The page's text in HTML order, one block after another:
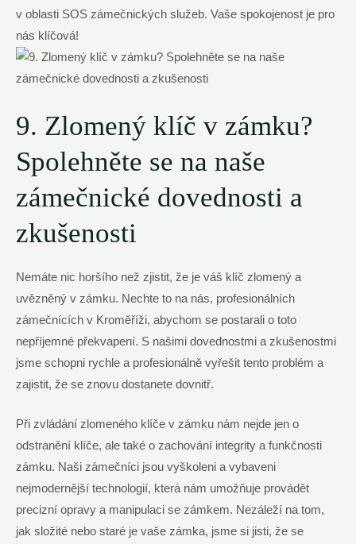
v oblasti SOS zámečnických služeb. Vaše spokojenost je pro
nás klíčová!
9. Zlomený klíč v zámku?
Spolehněte se na naše
zámečnické dovednosti a
zkušenosti
Nemáte nic horšího než zjistit, že je váš klíč zlomený a
uvězněný v zámku. Nechte to na nás, profesionálních
zámečnících v Kroměříži, abychom se postarali o toto
nepříjemné překvapení. S našimi dovednostmi a zkušenostmi
jsme schopni rychle a profesionálně vyřešit tento problém a
zajistit, že se znovu dostanete dovnitř.
Při zvládání zlomeného klíče v zámku nám nejde jen o
odstranění klíče, ale také o zachování integrity a funkčnosti
zámku. Naši zámečníci jsou vyškoleni a vybaveni
nejmodernější technologií, která nám umožňuje provádět
precizní opravy a manipulaci se zámkem. Nezáleží na tom,
jak složité nebo staré je vaše zámka, jsme si jisti, že se